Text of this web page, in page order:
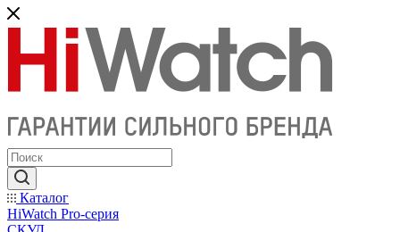
Каталог
HiWatch Pro-серия